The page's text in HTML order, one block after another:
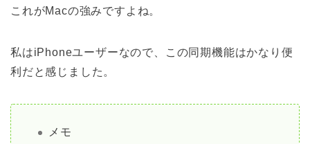
これがMacの強みですよね。
私はiPhoneユーザーなので、この同期機能はかなり便
利だと感じました。
メモ